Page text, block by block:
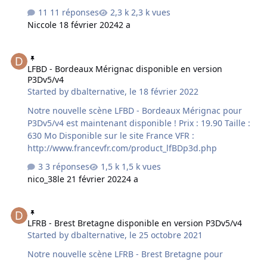
11 réponses
2,3 k vues
Niccole 18 février 20242 a
LFBD - Bordeaux Mérignac disponible en version
P3Dv5/v4
Started bydbalternative, le 18 février 2022
Notre nouvelle scène LFBD - Bordeaux Mérignac pour
P3Dv5/v4 est maintenant disponible ! Prix : 19.90 Taille :
630 Mo Disponible sur le site France VFR :
http://www.francevfr.com/product_lfBDp3d.php
3 réponses
1,5 k vues
nico_38le 21 février 20224 a
LFRB - Brest Bretagne disponible en version P3Dv5/v4
Started bydbalternative, le 25 octobre 2021
Notre nouvelle scène LFRB - Brest Bretagne pour